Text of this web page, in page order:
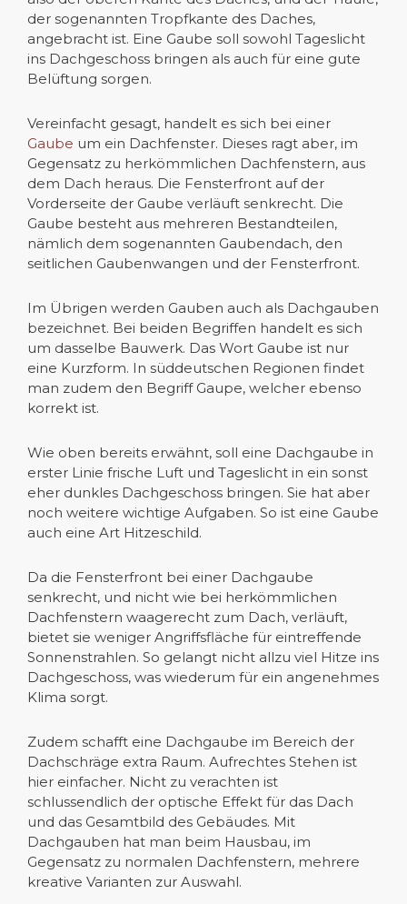
der sogenannten Tropfkante des Daches,
angebracht ist. Eine Gaube soll sowohl Tageslicht
ins Dachgeschoss bringen als auch für eine gute
Belüftung sorgen.
Vereinfacht gesagt, handelt es sich bei einer
Gaube um ein Dachfenster. Dieses ragt aber, im
Gegensatz zu herkömmlichen Dachfenstern, aus
dem Dach heraus. Die Fensterfront auf der
Vorderseite der Gaube verläuft senkrecht. Die
Gaube besteht aus mehreren Bestandteilen,
nämlich dem sogenannten Gaubendach, den
seitlichen Gaubenwangen und der Fensterfront.
Im Übrigen werden Gauben auch als Dachgauben
bezeichnet. Bei beiden Begriffen handelt es sich
um dasselbe Bauwerk. Das Wort Gaube ist nur
eine Kurzform. In süddeutschen Regionen findet
man zudem den Begriff Gaupe, welcher ebenso
korrekt ist.
Wie oben bereits erwähnt, soll eine Dachgaube in
erster Linie frische Luft und Tageslicht in ein sonst
eher dunkles Dachgeschoss bringen. Sie hat aber
noch weitere wichtige Aufgaben. So ist eine Gaube
auch eine Art Hitzeschild.
Da die Fensterfront bei einer Dachgaube
senkrecht, und nicht wie bei herkömmlichen
Dachfenstern waagerecht zum Dach, verläuft,
bietet sie weniger Angriffsfläche für eintreffende
Sonnenstrahlen. So gelangt nicht allzu viel Hitze ins
Dachgeschoss, was wiederum für ein angenehmes
Klima sorgt.
Zudem schafft eine Dachgaube im Bereich der
Dachschräge extra Raum. Aufrechtes Stehen ist
hier einfacher. Nicht zu verachten ist
schlussendlich der optische Effekt für das Dach
und das Gesamtbild des Gebäudes. Mit
Dachgauben hat man beim Hausbau, im
Gegensatz zu normalen Dachfenstern, mehrere
kreative Varianten zur Auswahl.